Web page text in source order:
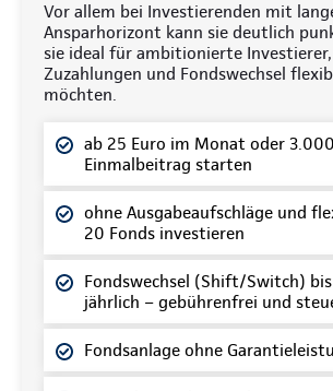
Vor allem bei Investierenden mit
Ansparhorizont kann sie deutlich
sie ideal für ambitionierte
Zuzahlungen und Fondswechsel
möchten.
ab 25 Euro im Monat oder
Einmalbeitrag starten
ohne Ausgabeaufschläge und
20 Fonds investieren
Fondswechsel (Shift/Switch)
jährlich – gebührenfrei und
Fondsanlage ohne